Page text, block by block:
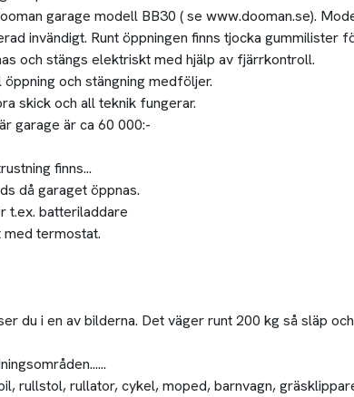
garage modell BB30 ( se www.dooman.se).
invändigt. Runt öppningen finns tjocka gummilister
och stängs elektriskt med hjälp av fjärrkontroll.
och stängning medföljer.
skick och all teknik fungerar.
garage är ca 60 000:-
finns...
då garaget öppnas.
t.ex. batteriladdare
termostat.
du i en av bilderna. Det väger runt 200 kg så släp
rullstol, rullator, cykel, moped, barnvagn,